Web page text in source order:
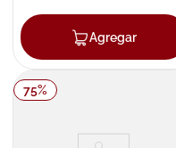
Agregar
75%